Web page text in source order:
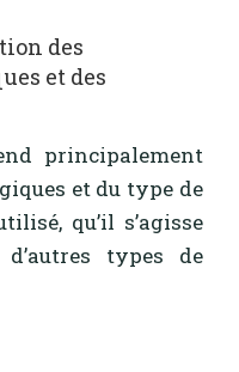
des
et des
principalement
et du type de
qu’il s’agisse
types de